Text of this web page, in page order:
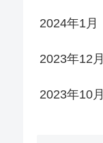
2024年1月
2023年12月
2023年10月